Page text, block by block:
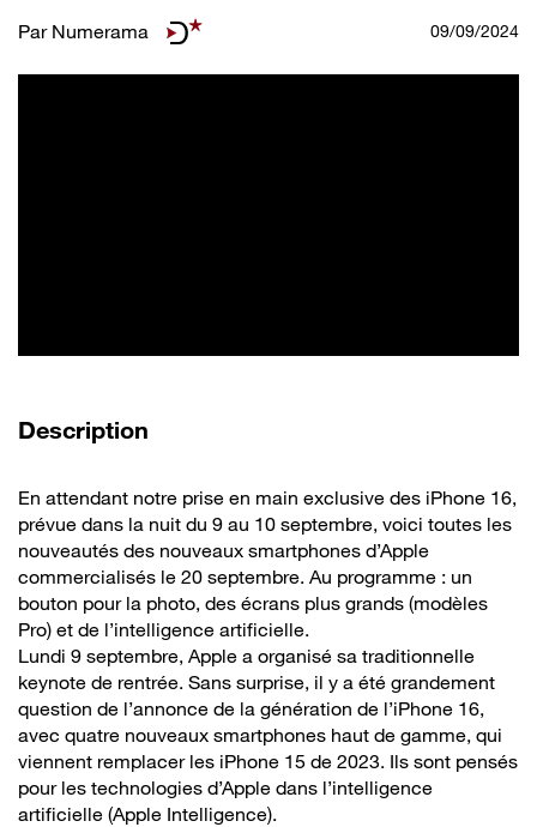
Par Numerama 09/09/2024
Description
En attendant notre prise en main exclusive des iPhone 16,
prévue dans la nuit du 9 au 10 septembre, voici toutes les
nouveautés des nouveaux smartphones d’Apple
commercialisés le 20 septembre. Au programme : un
bouton pour la photo, des écrans plus grands (modèles
Pro) et de l’intelligence artificielle.
Lundi 9 septembre, Apple a organisé sa traditionnelle
keynote de rentrée. Sans surprise, il y a été grandement
question de l’annonce de la génération de l’iPhone 16,
avec quatre nouveaux smartphones haut de gamme, qui
viennent remplacer les iPhone 15 de 2023. Ils sont pensés
pour les technologies d’Apple dans l’intelligence
artificielle (Apple Intelligence).